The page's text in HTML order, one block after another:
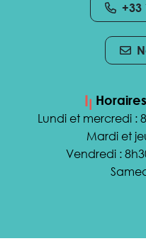
+33
Lundi et mercredi :
Mardi et
Vendredi :